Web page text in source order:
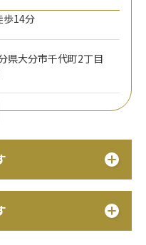
歩14分
県大分市千代町2丁目